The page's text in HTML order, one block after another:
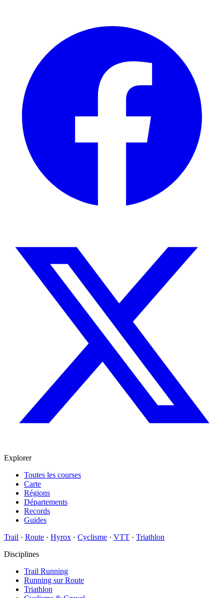
Explorer
Toutes les courses
Carte
Régions
Départements
Records
Guides
Trail · Route · Hyrox · Cyclisme · VTT · Triathlon
Disciplines
Trail Running
Running sur Route
Triathlon